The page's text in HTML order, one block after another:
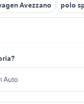
Avezzano polo
Auto